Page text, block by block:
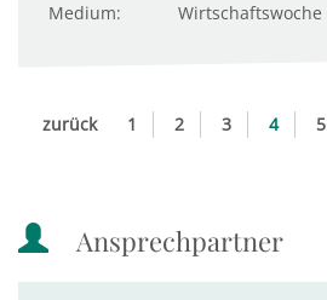
Medium: Wirtschaftswoche
zurück 1 2 3 4 5
Ansprechpartner